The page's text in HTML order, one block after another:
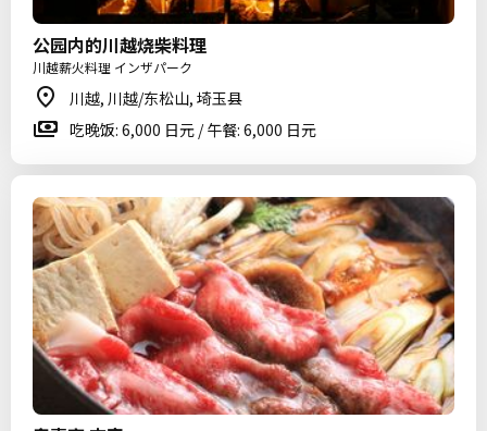
公园内的川越烧柴料理
川越薪火料理 インザパーク
川越, 川越/东松山, 埼玉县
吃晚饭: 6,000 日元 / 午餐: 6,000 日元